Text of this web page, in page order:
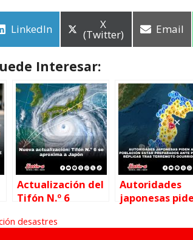
LinkedIn X
(Twitter) Email
Interesar:
Actualización del
Tifón N.º 6
hacia el este de
Autoridades
japonesas
preparados
desastres